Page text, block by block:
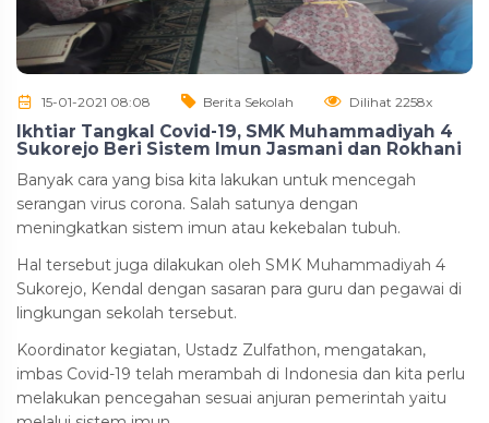
15-01-2021 08:08 Berita Sekolah Dilihat 2258x
Ikhtiar Tangkal Covid-19, SMK Muhammadiyah 4
Sukorejo Beri Sistem Imun Jasmani dan Rokhani
Banyak cara yang bisa kita lakukan untuk mencegah
serangan virus corona. Salah satunya dengan
meningkatkan sistem imun atau kekebalan tubuh.
Hal tersebut juga dilakukan oleh SMK Muhammadiyah 4
Sukorejo, Kendal dengan sasaran para guru dan pegawai di
lingkungan sekolah tersebut.
Koordinator kegiatan, Ustadz Zulfathon, mengatakan,
imbas Covid-19 telah merambah di Indonesia dan kita perlu
melakukan pencegahan sesuai anjuran pemerintah yaitu